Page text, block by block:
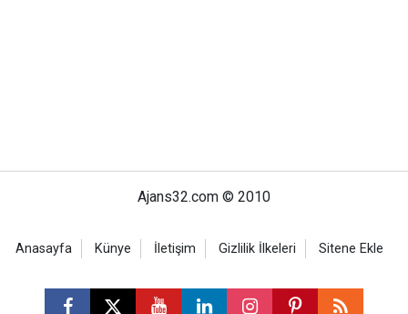
Ajans32.com © 2010
Anasayfa Künye İletişim Gizlilik İlkeleri Sitene Ekle